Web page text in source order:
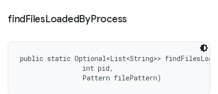
findFilesLoadedByProcess
public static Optional<List<String>>
                int pid,
                Pattern filePattern)